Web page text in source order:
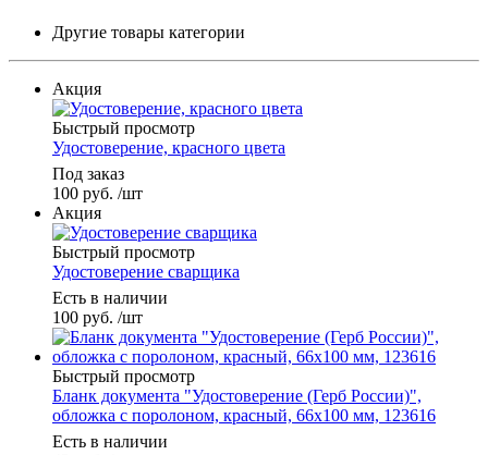
Другие товары категории
Акция
Быстрый просмотр
Удостоверение, красного цвета
Под заказ
100 руб. /шт
Акция
Быстрый просмотр
Удостоверение сварщика
Есть в наличии
100 руб. /шт
Быстрый просмотр
Бланк документа "Удостоверение (Герб России)",
обложка с поролоном, красный, 66х100 мм, 123616
Есть в наличии